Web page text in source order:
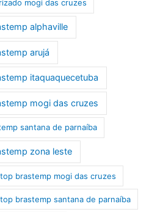
mogi das cruzes
alphaville
arujá
itaquaquecetuba
mogi das cruzes
santana de parnaíba
zona leste
brastemp mogi das cruzes
brastemp santana de parnaíba